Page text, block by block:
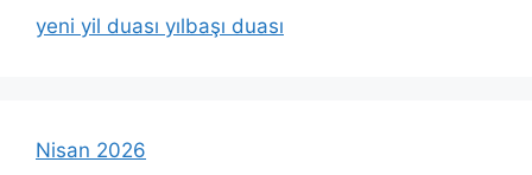
yeni yil duası yılbaşı duası
Nisan 2026